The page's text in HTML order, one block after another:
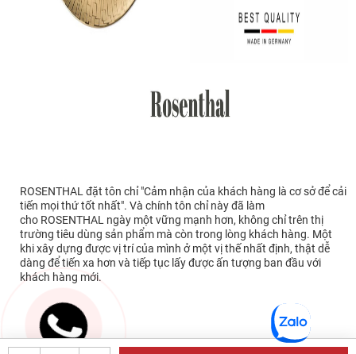
ROSENTHAL đặt tôn chỉ "Cảm nhận của khách hàng là cơ sở để cải
tiến mọi thứ tốt nhất". Và chính tôn chỉ này đã làm
cho ROSENTHAL ngày một vững mạnh hơn, không chỉ trên thị
trường tiêu dùng sản phẩm mà còn trong lòng khách hàng. Một
khi xây dựng được vị trí của mình ở một vị thế nhất định, thật dễ
dàng để tiến xa hơn và tiếp tục lấy được ấn tượng ban đầu với
khách hàng mới.